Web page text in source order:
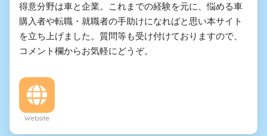
得意分野は車と企業。これまでの経験を元に、悩める車
購入者や転職・就職者の手助けになればと思い本サイト
を立ち上げました。質問等も受け付けておりますので、
コメント欄からお気軽にどうぞ。
Website